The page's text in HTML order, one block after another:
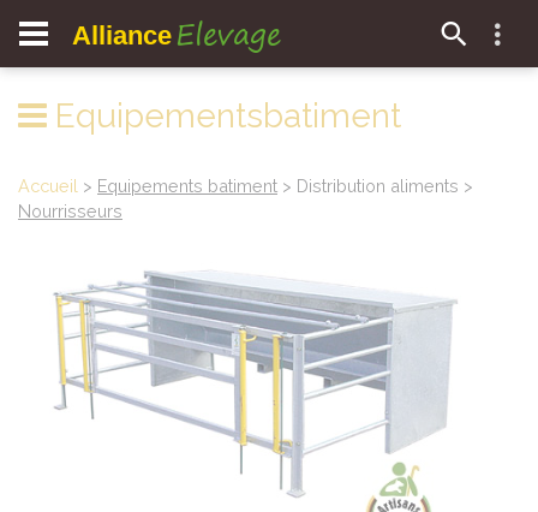
Alliance Elevage
Equipementsbatiment
Accueil > Equipements batiment > Distribution aliments >
Nourrisseurs